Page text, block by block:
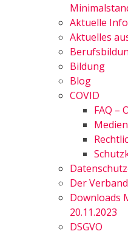
Aktuelle
Aktuelles
Bildung
Blog
COVID
FAQ –
Der Verband
Downloads
20.11.2023
DSGVO